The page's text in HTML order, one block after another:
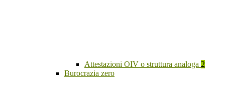
Attestazioni OIV o struttura analoga 2
Burocrazia zero